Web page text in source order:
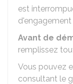
est
Avant de
remplissez
Vous pouvez
consultant le